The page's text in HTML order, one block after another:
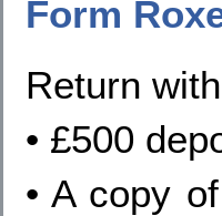
Form
Return with
• £500
• A copy